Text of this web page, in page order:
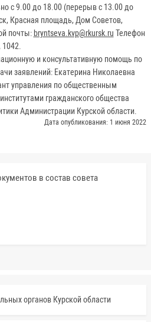
с 9.00 до 18.00 (перерыв с 13.00 до
Красная площадь, Дом Советов,
почты: bryntseva.kvp@rkursk.ru Телефон
1042.
и консультативную помощь по
заявлений: Екатерина Николаевна
управления по общественным
гражданского общества
Администрации Курской области.
Дата опубликования: 1 июня 2022
в состав совета
органов Курской области